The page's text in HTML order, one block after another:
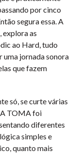
por cinco
segura essa. A
as
ao Hard, tudo
jornada sonora
que fazem
só, se curte várias
A TOMA foi
diferentes
simples e
quanto mais